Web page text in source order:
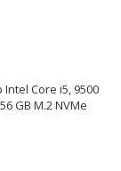
Core i5, 9500
GB M.2 NVMe